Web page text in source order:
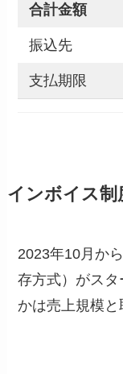
合計金額
振込先
支払期限
インボイス制
2023年10月か
存方式）がス
かは売上規模と